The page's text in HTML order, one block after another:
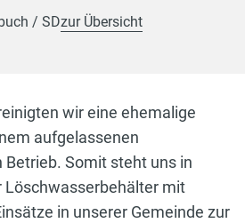
/ SDzur Übersicht
wir eine ehemalige
aufgelassenen
Betrieb. Somit steht uns in
mit
in unserer Gemeinde zur